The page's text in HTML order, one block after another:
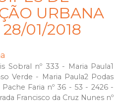
URBANA
01/2018
Sobral nº 333 - Maria Paula1
Verde - Maria Paula2 Podas
Faria nº 36 - 53 - 2426 -
Francisco da Cruz Nunes nº